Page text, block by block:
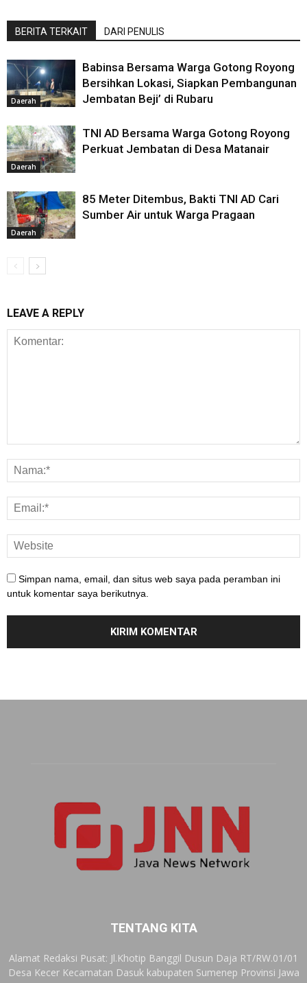
BERITA TERKAIT DARI PENULIS
Daerah
Babinsa Bersama Warga Gotong Royong
Bersihkan Lokasi, Siapkan Pembangunan
Jembatan Beji’ di Rubaru
Daerah
TNI AD Bersama Warga Gotong Royong
Perkuat Jembatan di Desa Matanair
Daerah
85 Meter Ditembus, Bakti TNI AD Cari
Sumber Air untuk Warga Pragaan
LEAVE A REPLY
Simpan nama, email, dan situs web saya pada peramban ini
untuk komentar saya berikutnya.
TENTANG KITA
Alamat Redaksi Pusat: Jl.Khotip Banggil Dusun Daja RT/RW.01/01
Desa Kecer Kecamatan Dasuk kabupaten Sumenep Provinsi Jawa